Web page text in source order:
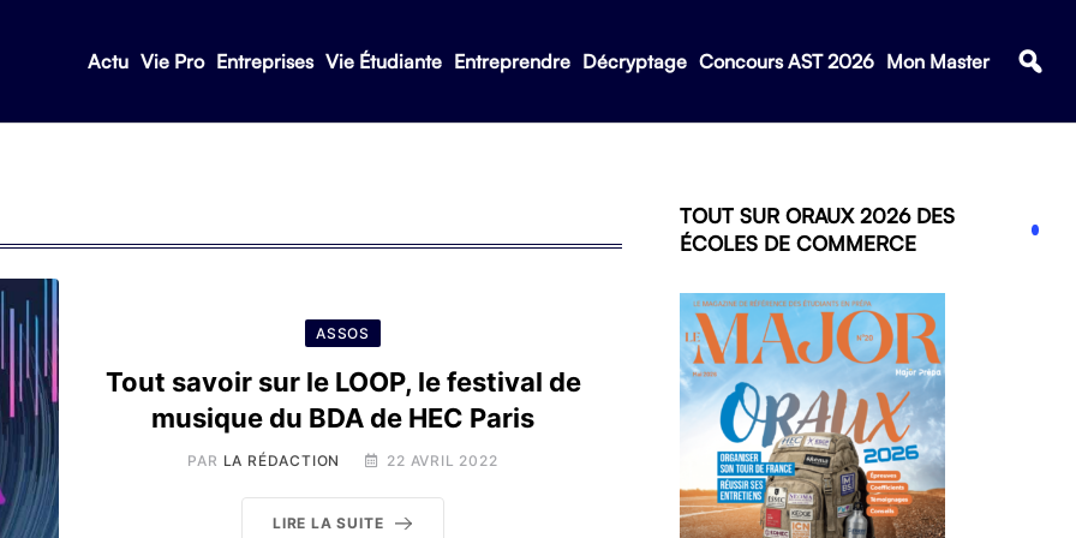
Actu Vie Pro Entreprises Vie Étudiante Entreprendre Décryptage Concours AST 2026 Mon Master
ASSOS
Tout savoir sur le LOOP, le festival de
musique du BDA de HEC Paris
PAR LA RÉDACTION 22 AVRIL 2022
LIRE LA SUITE
TOUT SUR ORAUX 2026 DES
ÉCOLES DE COMMERCE